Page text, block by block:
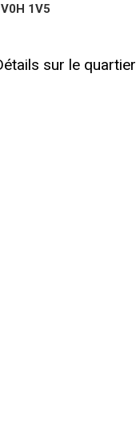
1V5
sur le quartier